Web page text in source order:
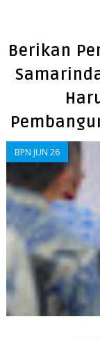
Berikan
BPN JUN 26